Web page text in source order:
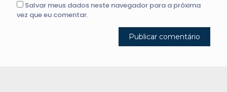
Salvar meus dados neste navegador para a próxima
vez que eu comentar.